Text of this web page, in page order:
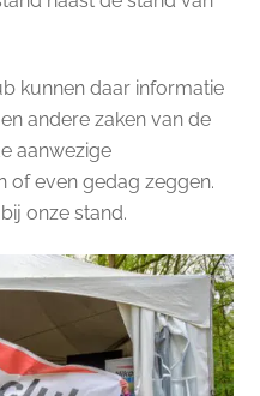
kunnen daar informatie
andere zaken van de
aanwezige
of even gedag zeggen.
onze stand.